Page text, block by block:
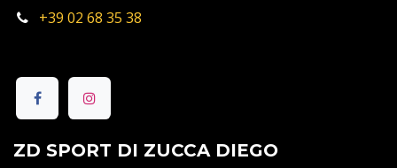
+39 02 68 35 38
ZD SPORT DI ZUCCA DIEGO